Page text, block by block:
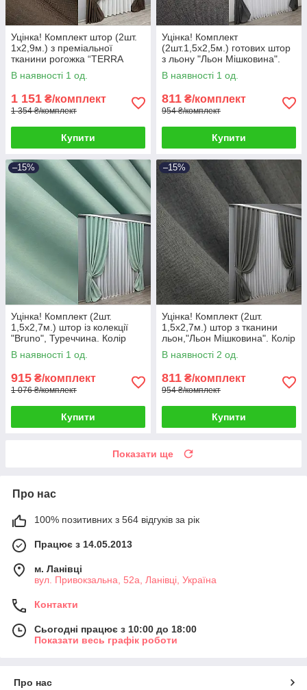
Уцінка! Комплект штор (2шт.
1х2,9м.) з преміальної
тканини рогожка “TERRA
LUXE”. Колір шоколадний.
Код 1861ш 38-313
В наявності 1 од.
1 151 ₴/комплект
1 354 ₴/комплект
Купити
Уцінка! Комплект
(2шт.1,5х2,5м.) готових штор
з льону "Льон Мішковина".
Колір графітовий. Код 1140ш
38-251
В наявності 1 од.
811 ₴/комплект
954 ₴/комплект
Купити
–15%
Уцінка! Комплект (2шт.
1,5х2,7м.) штор із колекції
"Bruno", Туреччина. Колір
фісташковий. Код 958ш 38-
294
В наявності 1 од.
915 ₴/комплект
1 076 ₴/комплект
Купити
–15%
Уцінка! Комплект (2шт.
1,5х2,7м.) штор з тканини
льон,"Льон Мішковина". Колір
темно-сірий. Код 1473ш 38-
123
В наявності 2 од.
811 ₴/комплект
954 ₴/комплект
Купити
Показати ще
Про нас
100% позитивних з 564 відгуків за рік
Працює з 14.05.2013
м. Ланівці
вул. Привокзальна, 52а, Ланівці, Україна
Контакти
Сьогодні працює з 10:00 до 18:00
Показати весь графік роботи
Про нас